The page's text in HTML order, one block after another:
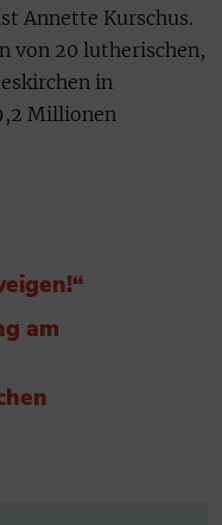
Annette Kurschus.
von 20 lutherischen,
in
Millionen
am